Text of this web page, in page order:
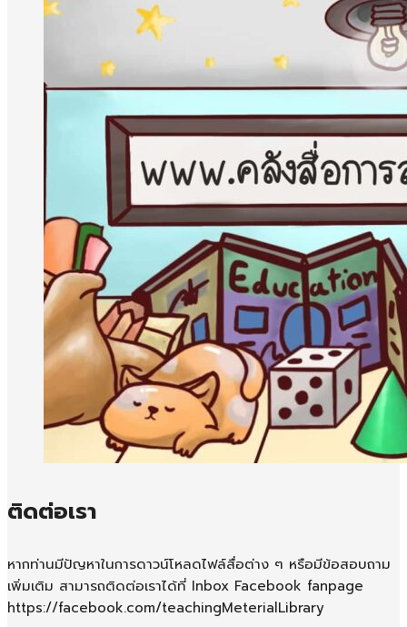
ติดต่อเรา
หากท่านมีปัญหาในการดาวน์โหลดไฟล์สื่อต่าง ๆ หรือมีข้อสอบถาม
เพิ่มเติม สามารถติดต่อเราได้ที่ Inbox Facebook fanpage
https://facebook.com/teachingMeterialLibrary